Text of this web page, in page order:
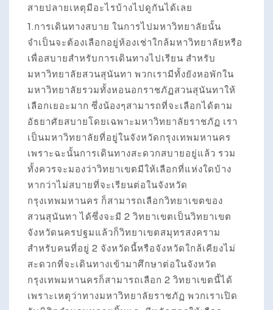
สายปลายเหตุมีอะไรบ้างไปดูกันได้เลย
1.การเดินทางสบาย ในการไปมหาวิทยาลัยนั้น
จำเป็นจะต้องเลือกอยู่ห้องเช่าใกล้มหาวิทยาลัยหรือ
เพื่อสบายสำหรับการเดินทางไปเรียน สำหรับ
มหาวิทยาลัยสวนสุนันทา พวกเรามีทั้งยังหอพักใน
มหาวิทยาลัยรวมทั้งหอนอกราชภัฏสวนสุนันทาให้
เลือกเยอะมาก ซึ่งน้องๆสามารถที่จะเลือกได้ตาม
อัธยาศัยสบายโดยเฉพาะมหาวิทยาลัยราชภัฏ เรา
เป็นมหาวิทยาลัยที่อยู่ในจังหวัดกรุงเทพมหานคร
เพราะฉะนั้นการเดินทางสะดวกสบายอยู่แล้ว รวม
ทั้งควรจะมองว่าวิทยาเขตมีให้เลือกที่แห่งใดบ้าง
หากว่าไม่สบายที่จะเรียนต่อในจังหวัด
กรุงเทพมหานคร ก็สามารถเลือกวิทยาเขตของ
สวนสุนันทา ได้ซึ่งจะมี 2 วิทยาเขตเป็นวิทยาเขต
จังหวัดนครปฐมแล้วก็วิทยาเขตสมุทรสงคราม
สำหรับคนที่อยู่ 2 จังหวัดนี้หรือจังหวัดใกล้เคียงไม่
สะดวกที่จะเดินทางเข้ามาศึกษาต่อในจังหวัด
กรุงเทพมหานครก็สามารถเลือก 2 วิทยาเขตนี้ได้
เพราะเหตุว่าทางมหาวิทยาลัยราชภัฏ พวกเราเปิด